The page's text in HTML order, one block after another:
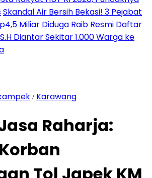
Skandal Air Bersih Bekasi! 3 Pejabat
Miliar Diduga Raib Resmi Daftar
Diantar Sekitar 1.000 Warga ke
/ Karawang
Raharja: